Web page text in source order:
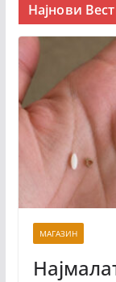
Најнови
МАГАЗИН